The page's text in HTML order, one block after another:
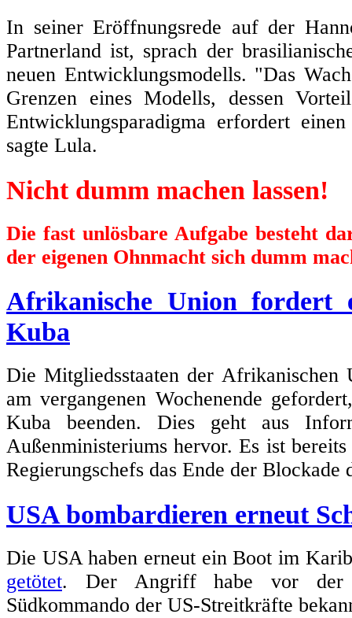
In seiner Eröffnungsrede auf der
Partnerland ist, sprach der
neuen Entwicklungsmodells. "Das
Grenzen eines Modells, dessen
Entwicklungsparadigma erfordert
sagte Lula.
Nicht dumm machen lassen!
Die fast unlösbare Aufgabe besteht
der eigenen Ohnmacht sich dumm
Afrikanische Union fordert
Kuba
Die Mitgliedsstaaten der
am vergangenen Wochenende
Kuba beenden. Dies geht aus
Außenministeriums hervor. Es ist
Regierungschefs das Ende der
USA bombardieren erneut
Die USA haben erneut ein Boot im
getötet. Der Angriff habe vor der
Südkommando der US-Streitkräfte